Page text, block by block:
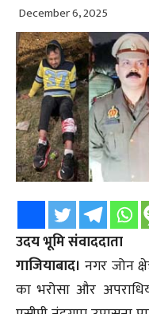
December 6, 2025
उदय भूमि संवाददाता
गाजियाबाद। नगर जोन
का भरोसा और